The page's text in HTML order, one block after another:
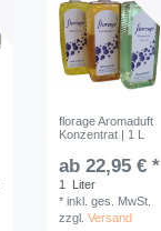
florage Aromaduft
Konzentrat | 1 L
ab 22,95 € *
1
Liter
*inkl. ges. MwSt.
zzgl.Versand